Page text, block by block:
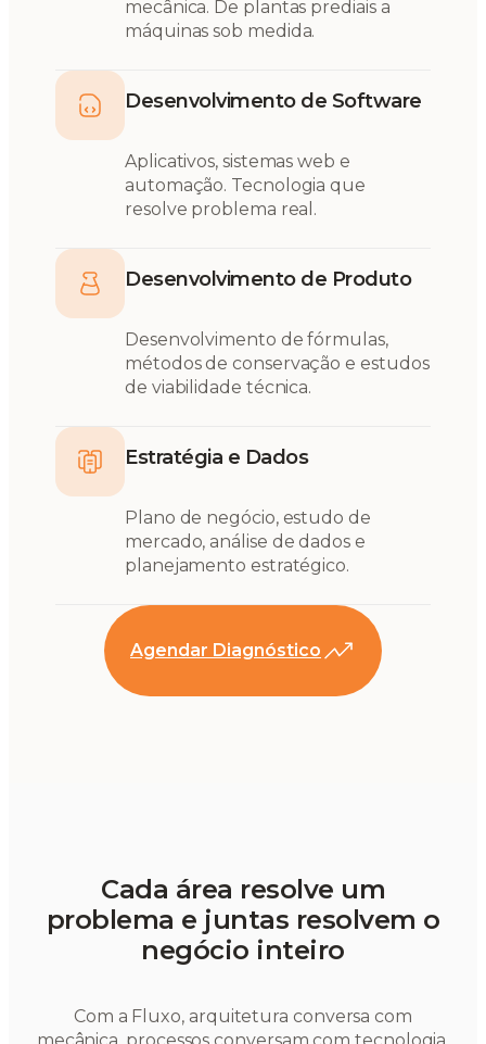
mecânica. De plantas prediais a
máquinas sob medida.
Desenvolvimento de Software
Aplicativos, sistemas web e
automação. Tecnologia que
resolve problema real.
Desenvolvimento de Produto
Desenvolvimento de fórmulas,
métodos de conservação e estudos
de viabilidade técnica.
Estratégia e Dados
Plano de negócio, estudo de
mercado, análise de dados e
planejamento estratégico.
Agendar Diagnóstico
Cada área resolve um
problema e juntas resolvem o
negócio inteiro
Com a Fluxo, arquitetura conversa com